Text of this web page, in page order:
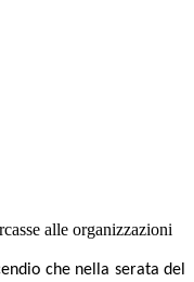
alle organizzazioni
che nella serata del